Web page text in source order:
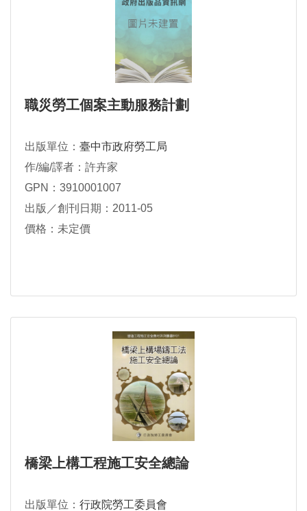
職災勞工個案主動服務計劃
出版單位： 臺中市政府勞工局
作/編/譯者：許卉家
GPN：3910001007
出版／創刊日期：2011-05
價格：未定價
橋梁上構工程施工安全總論
出版單位： 行政院勞工委員會